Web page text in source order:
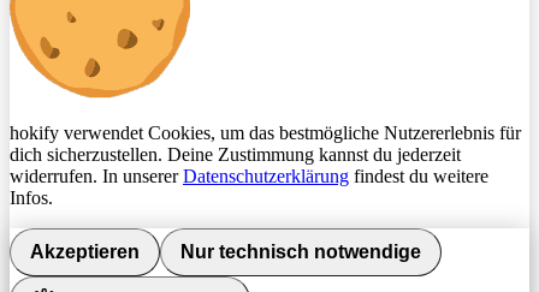
hokify verwendet Cookies, um das bestmögliche Nutzererlebnis für
dich sicherzustellen. Deine Zustimmung kannst du jederzeit
widerrufen. In unsererDatenschutzerklärung findest du weitere
Infos.
Akzeptieren Nur technisch notwendige